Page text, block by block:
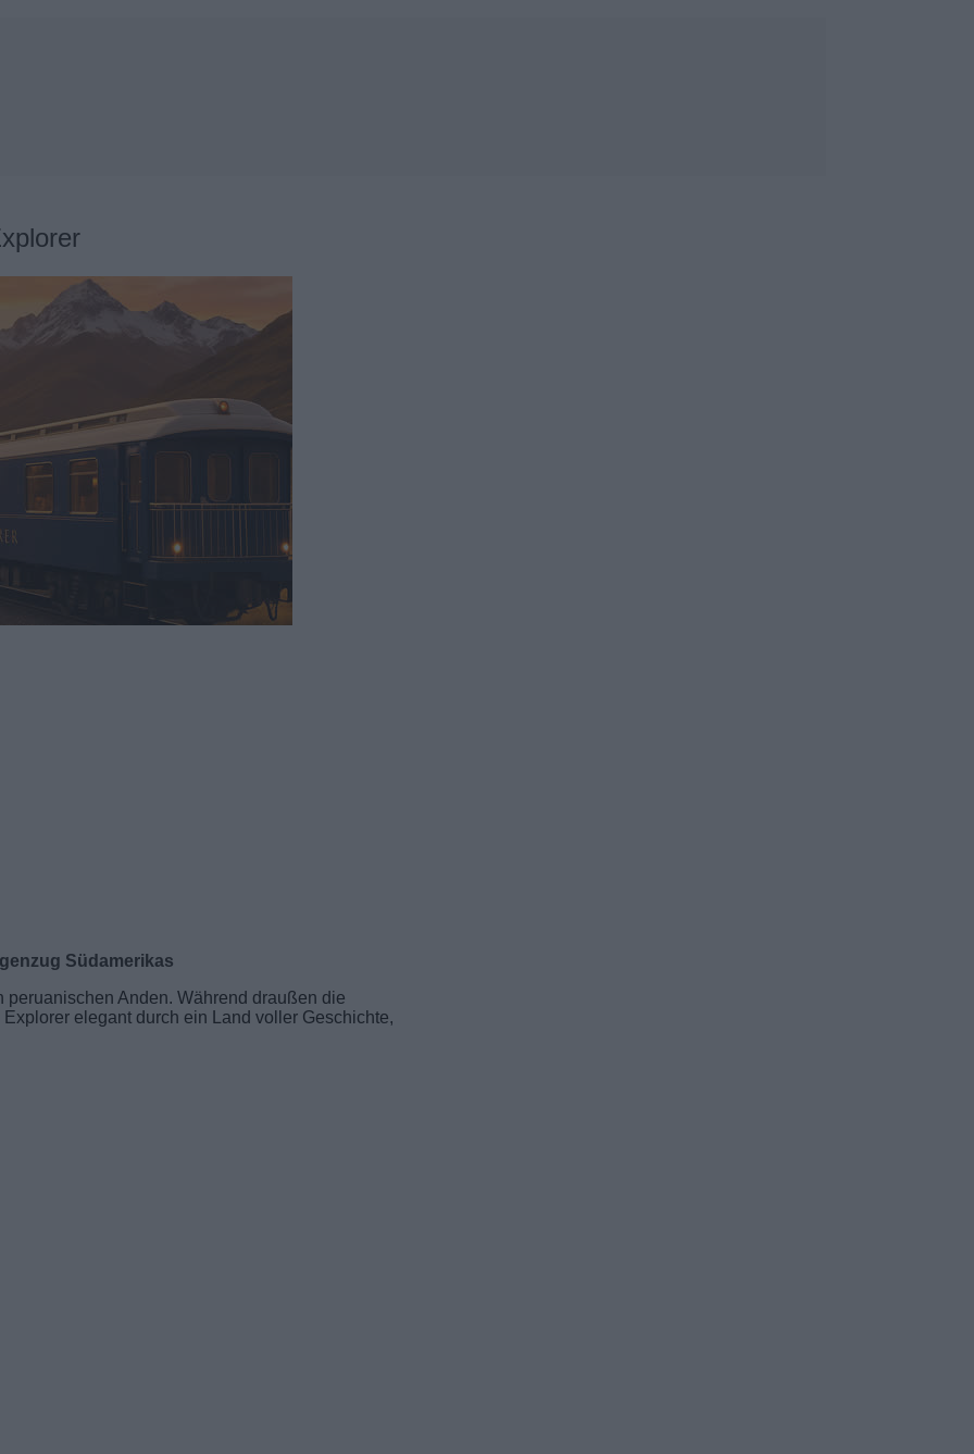
Südamerikas
Anden. Während draußen die
elegant durch ein Land voller Geschichte,